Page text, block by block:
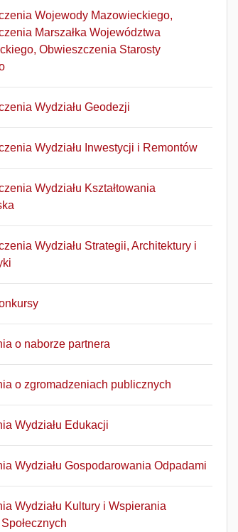
Wojewody Mazowieckiego,
Marszałka Województwa
Obwieszczenia Starosty
Wydziału Geodezji
Wydziału Inwestycji i Remontów
Wydziału Kształtowania
Wydziału Strategii, Architektury i
o naborze partnera
o zgromadzeniach publicznych
Wydziału Edukacji
Wydziału Gospodarowania Odpadami
Wydziału Kultury i Wspierania